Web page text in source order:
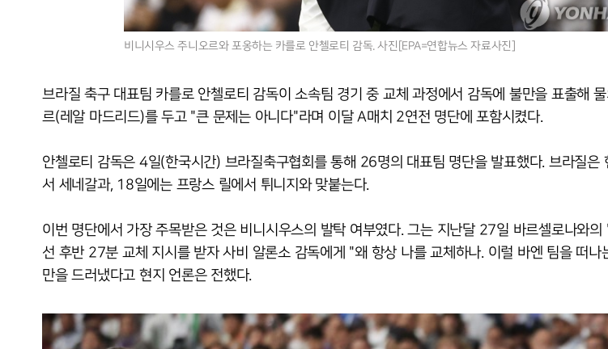
비니시우스 주니오르와 포옹하는 카를로 안첼로티 감독. 사진[EPA=연합뉴스 자료사진]
브라질 축구 대표팀 카를로 안첼로티 감독이 소속팀 경기 중 교체 과정에서 감독에 불만을 표출해
르(레알 마드리드)를 두고 "큰 문제는 아니다"라며 이달 A매치 2연전 명단에 포함시켰다.
안첼로티 감독은 4일(한국시간) 브라질축구협회를 통해 26명의 대표팀 명단을 발표했다. 브라질은
서 세네갈과, 18일에는 프랑스 릴에서 튀니지와 맞붙는다.
이번 명단에서 가장 주목받은 것은 비니시우스의 발탁 여부였다. 그는 지난달 27일 바르셀로나와
선 후반 27분 교체 지시를 받자 사비 알론소 감독에게 "왜 항상 나를 교체하나. 이럴 바엔 팀을 떠나
만을 드러냈다고 현지 언론은 전했다.